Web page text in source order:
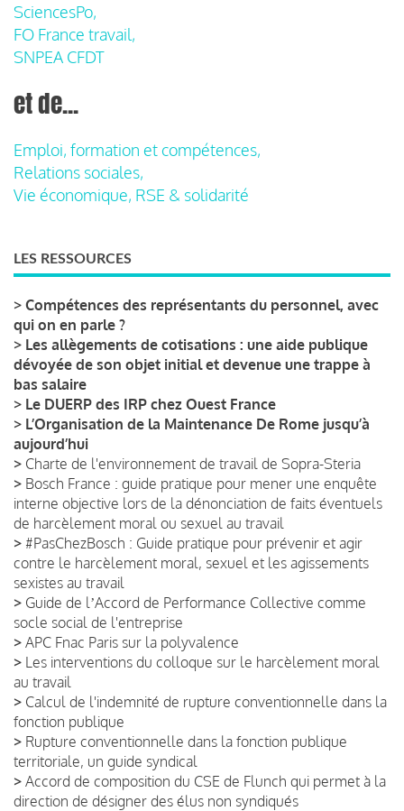
SciencesPo,
FO France travail,
SNPEA CFDT
et de...
Emploi, formation et compétences,
Relations sociales,
Vie économique, RSE & solidarité
LES RESSOURCES
> Compétences des représentants du personnel, avec
qui on en parle ?
> Les allègements de cotisations : une aide publique
dévoyée de son objet initial et devenue une trappe à
bas salaire
> Le DUERP des IRP chez Ouest France
> L’Organisation de la Maintenance De Rome jusqu’à
aujourd’hui
> Charte de l'environnement de travail de Sopra-Steria
> Bosch France : guide pratique pour mener une enquête
interne objective lors de la dénonciation de faits éventuels
de harcèlement moral ou sexuel au travail
> #PasChezBosch : Guide pratique pour prévenir et agir
contre le harcèlement moral, sexuel et les agissements
sexistes au travail
> Guide de lʼAccord de Performance Collective comme
socle social de l'entreprise
> APC Fnac Paris sur la polyvalence
> Les interventions du colloque sur le harcèlement moral
au travail
> Calcul de l'indemnité de rupture conventionnelle dans la
fonction publique
> Rupture conventionnelle dans la fonction publique
territoriale, un guide syndical
> Accord de composition du CSE de Flunch qui permet à la
direction de désigner des élus non syndiqués